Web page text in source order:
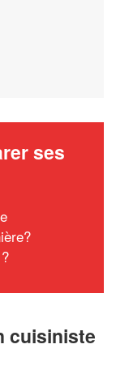
ses
cuisiniste